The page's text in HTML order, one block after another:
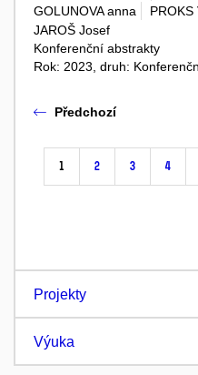
GOLUNOVA anna
JAROŠ Josef
Konferenční abstrakty
Rok: 2023, druh:
Předchozí
1 2 3 4
Projekty
Výuka